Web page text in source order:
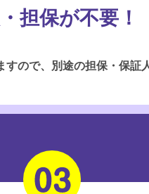
担保が不要！
ので、別途の担保・保証